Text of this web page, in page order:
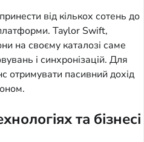
від кількох сотень до
Taylor Swift,
на своєму каталозі саме
і синхронізацій. Для
отримувати пасивний дохід
та бізнесі